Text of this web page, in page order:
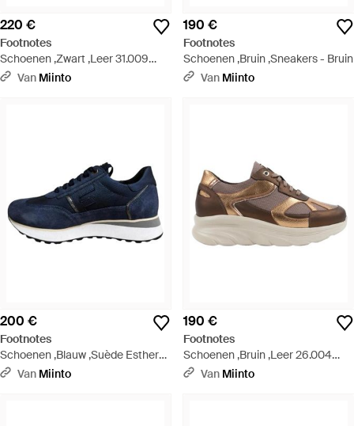
220 €
Footnotes
Schoenen ,Zwart ,Leer 31.009
Sneaker - Zwart
Van Miinto
190 €
Footnotes
Schoenen ,Bruin ,Sneakers - Bruin
Van Miinto
200 €
Footnotes
Schoenen ,Blauw ,Suède Esther
Sneaker - Blauw
Van Miinto
190 €
Footnotes
Schoenen ,Bruin ,Leer 26.004
Sneakers - Bruin
Van Miinto